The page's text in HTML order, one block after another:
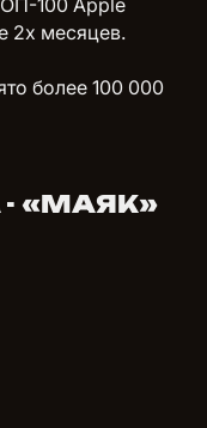
2х месяцев.
более 100 000
- «МАЯК»